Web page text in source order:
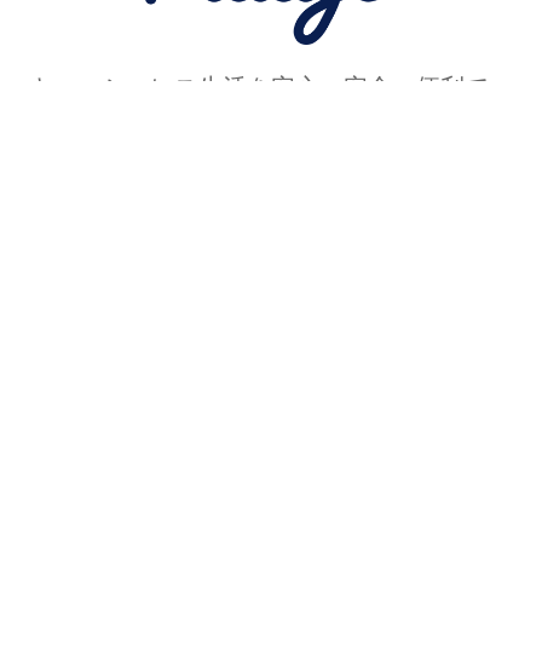
キャッシュレス生活を安心・安全・便利で、